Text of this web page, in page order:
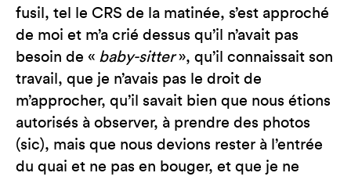
fusil, tel le CRS de la matinée, s’est approché
de moi et m’a crié dessus qu’il n’avait pas
besoin de « baby-sitter», qu’il connaissait son
travail, que je n’avais pas le droit de
m’approcher, qu’il savait bien que nous étions
autorisés à observer, à prendre des photos
(sic), mais que nous devions rester à l’entrée
du quai et ne pas en bouger, et que je ne